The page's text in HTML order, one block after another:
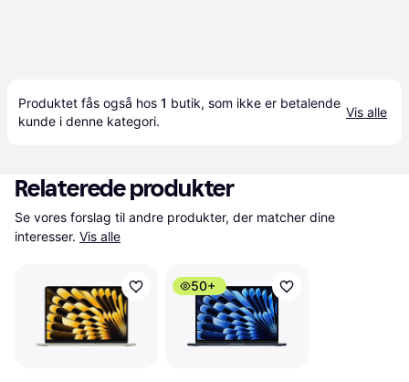
Produktet fås også hos 1 butik, som ikke er betalende
kunde i denne kategori.
Vis alle
Relaterede produkter
Se vores forslag til andre produkter, der matcher dine
interesser. Vis alle
50+